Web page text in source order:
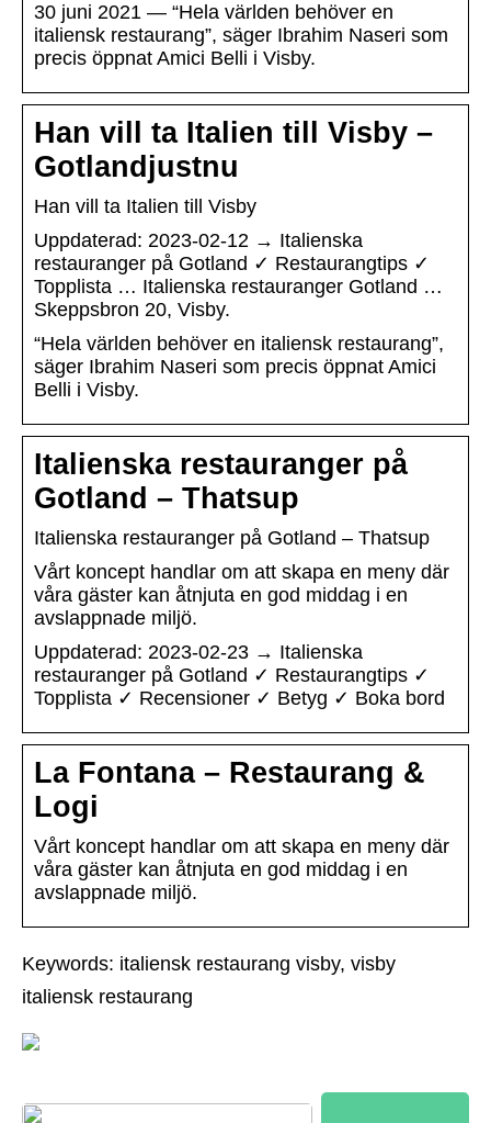
30 juni 2021 — “Hela världen behöver en
italiensk restaurang”, säger Ibrahim Naseri som
precis öppnat Amici Belli i Visby.
Han vill ta Italien till Visby –
Gotlandjustnu
Han vill ta Italien till Visby
Uppdaterad: 2023-02-12 → Italienska
restauranger på Gotland ✓ Restaurangtips ✓
Topplista … Italienska restauranger Gotland …
Skeppsbron 20, Visby.
“Hela världen behöver en italiensk restaurang”,
säger Ibrahim Naseri som precis öppnat Amici
Belli i Visby.
Italienska restauranger på
Gotland – Thatsup
Italienska restauranger på Gotland – Thatsup
Vårt koncept handlar om att skapa en meny där
våra gäster kan åtnjuta en god middag i en
avslappnade miljö.
Uppdaterad: 2023-02-23 → Italienska
restauranger på Gotland ✓ Restaurangtips ✓
Topplista ✓ Recensioner ✓ Betyg ✓ Boka bord
La Fontana – Restaurang &
Logi
Vårt koncept handlar om att skapa en meny där
våra gäster kan åtnjuta en god middag i en
avslappnade miljö.
Keywords: italiensk restaurang visby, visby
italiensk restaurang